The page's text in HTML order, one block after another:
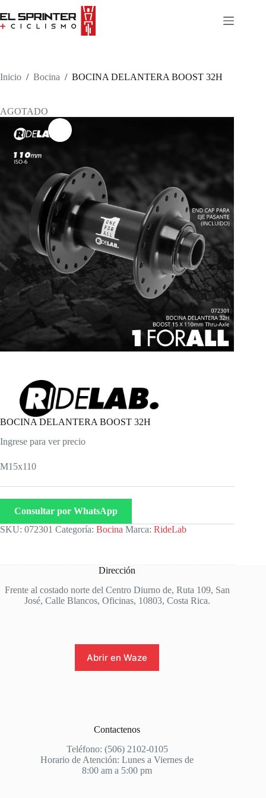
to
content
Inicio / Bocina / BOCINA DELANTERA BOOST 32H
AGOTADO
BOCINA DELANTERA BOOST 32H
Ingrese para ver precio
M15x110
Consultar por WhatsApp
SKU: 072301 Categoría: Bocina Marca: RideLab
Dirección
Frente al costado norte del Centro Diurno de, Ruta 109, San
José, Calle Blancos, Oficinas, 10803, Costa Rica.
Abrir en Waze
Contactenos
Teléfono: (506) 2102-0105
Horario de Atención: Lunes a Viernes de
8:00 am a 5:00 pm